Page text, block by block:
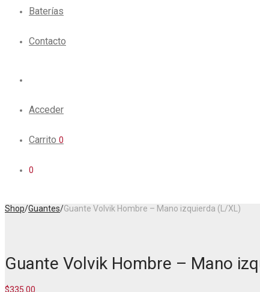
Baterías
Contacto
Acceder
Carrito 0
0
Shop/Guantes/Guante Volvik Hombre – Mano izquierda (L/XL)
Guante Volvik Hombre – Mano
$335.00